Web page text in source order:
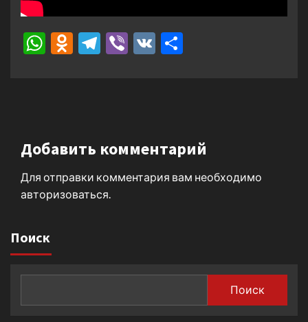
WhatsApp
Odnoklassniki
Telegram
Viber
VK
Добавить комментарий
Для отправки комментария вам необходимо
авторизоваться
Поиск
Поиск